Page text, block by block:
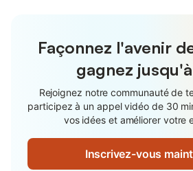
Façonnez l'avenir
gagnez jusqu'à
Rejoignez notre communauté de
participez à un appel vidéo de 30
vos idées et améliorer votre
Inscrivez-vous